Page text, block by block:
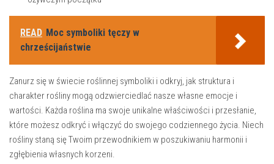
READ Moc symboliki tęczy w
chrześcijaństwie
Zanurz się ⁢w świecie roślinnej symboliki ⁤i odkryj, jak ⁤struktura i
charakter rośliny mogą odzwierciedlać nasze własne emocje‍ i
⁣wartości. Każda roślina ma swoje unikalne właściwości i‌ przesłanie,
które ‌możesz ⁣odkryć i włączyć do‌ swojego codziennego życia. ‌Niech
​rośliny‍ staną się Twoim przewodnikiem w poszukiwaniu harmonii i
zgłębienia⁣ własnych korzeni.